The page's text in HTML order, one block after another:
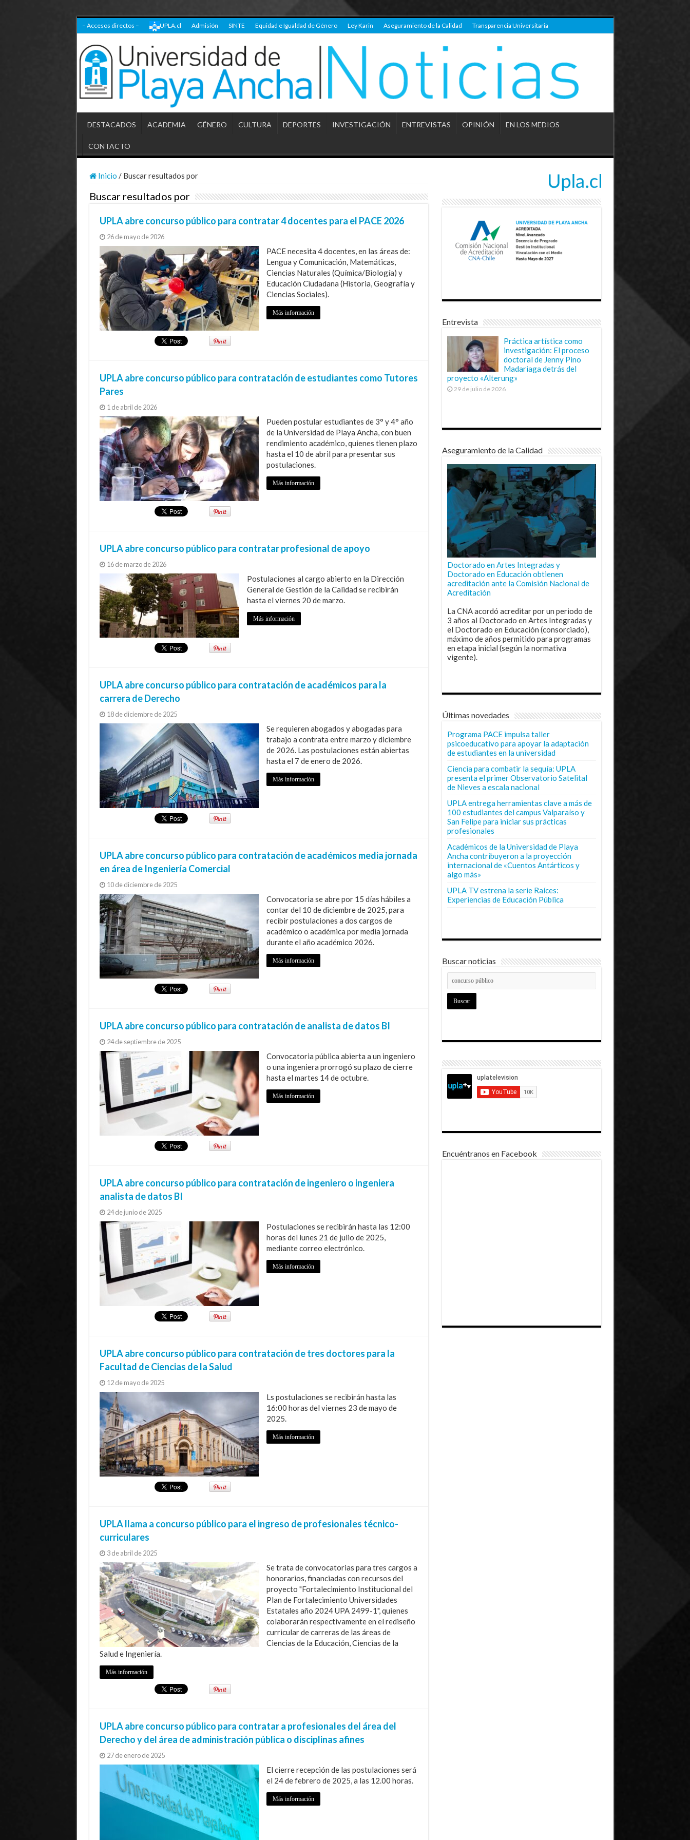
– Accesos directos – UPLA.cl Admisión SINTE Equidad e Igualdad de Género Ley Karin Aseguramiento de la Calidad Transparencia Universitaria
DESTACADOS ACADEMIA GÉNERO CULTURA DEPORTES INVESTIGACIÓN ENTREVISTAS OPINIÓN EN LOS MEDIOS
CONTACTO
Inicio / Buscar resultados por
Buscar resultados por
UPLA abre concurso público para contratar 4 docentes para el PACE 2026
26 de mayo de 2026
PACE necesita 4 docentes, en las áreas de:
Lengua y Comunicación, Matemáticas,
Ciencias Naturales (Química/Biología) y
Educación Ciudadana (Historia, Geografía y
Ciencias Sociales).
Más información
UPLA abre concurso público para contratación de estudiantes como Tutores
Pares
1 de abril de 2026
Pueden postular estudiantes de 3° y 4° año
de la Universidad de Playa Ancha, con buen
rendimiento académico, quienes tienen plazo
hasta el 10 de abril para presentar sus
postulaciones.
Más información
UPLA abre concurso público para contratar profesional de apoyo
16 de marzo de 2026
Postulaciones al cargo abierto en la Dirección
General de Gestión de la Calidad se recibirán
hasta el viernes 20 de marzo.
Más información
UPLA abre concurso público para contratación de académicos para la
carrera de Derecho
18 de diciembre de 2025
Se requieren abogados y abogadas para
trabajo a contrata entre marzo y diciembre
de 2026. Las postulaciones están abiertas
hasta el 7 de enero de 2026.
Más información
UPLA abre concurso público para contratación de académicos media jornada
en área de Ingeniería Comercial
10 de diciembre de 2025
Convocatoria se abre por 15 días hábiles a
contar del 10 de diciembre de 2025, para
recibir postulaciones a dos cargos de
académico o académica por media jornada
durante el año académico 2026.
Más información
UPLA abre concurso público para contratación de analista de datos BI
24 de septiembre de 2025
Convocatoria pública abierta a un ingeniero
o una ingeniera prorrogó su plazo de cierre
hasta el martes 14 de octubre.
Más información
UPLA abre concurso público para contratación de ingeniero o ingeniera
analista de datos BI
24 de junio de 2025
Postulaciones se recibirán hasta las 12:00
horas del lunes 21 de julio de 2025,
mediante correo electrónico.
Más información
UPLA abre concurso público para contratación de tres doctores para la
Facultad de Ciencias de la Salud
12 de mayo de 2025
Ls postulaciones se recibirán hasta las
16:00 horas del viernes 23 de mayo de
2025.
Más información
UPLA llama a concurso público para el ingreso de profesionales técnico-
curriculares
3 de abril de 2025
Se trata de convocatorias para tres cargos a
honorarios, financiadas con recursos del
proyecto "Fortalecimiento Institucional del
Plan de Fortalecimiento Universidades
Estatales año 2024 UPA 2499-1", quienes
colaborarán respectivamente en el rediseño
curricular de carreras de las áreas de
Ciencias de la Educación, Ciencias de la
Salud e Ingeniería.
Más información
UPLA abre concurso público para contratar a profesionales del área del
Derecho y del área de administración pública o disciplinas afines
27 de enero de 2025
El cierre recepción de las postulaciones será
el 24 de febrero de 2025, a las 12.00 horas.
Más información
Entrevista
Práctica artística como
investigación: El proceso
doctoral de Jenny Pino
Madariaga detrás del
proyecto «Alterung»
29 de julio de 2026
Aseguramiento de la Calidad
Doctorado en Artes Integradas y
Doctorado en Educación obtienen
acreditación ante la Comisión Nacional de
Acreditación
La CNA acordó acreditar por un periodo de
3 años al Doctorado en Artes Integradas y
el Doctorado en Educación (consorciado),
máximo de años permitido para programas
en etapa inicial (según la normativa
vigente).
Últimas novedades
Programa PACE impulsa taller
psicoeducativo para apoyar la adaptación
de estudiantes en la universidad
Ciencia para combatir la sequía: UPLA
presenta el primer Observatorio Satelital
de Nieves a escala nacional
UPLA entrega herramientas clave a más de
100 estudiantes del campus Valparaíso y
San Felipe para iniciar sus prácticas
profesionales
Académicos de la Universidad de Playa
Ancha contribuyeron a la proyección
internacional de «Cuentos Antárticos y
algo más»
UPLA TV estrena la serie Raíces:
Experiencias de Educación Pública
Buscar noticias
Encuéntranos en Facebook